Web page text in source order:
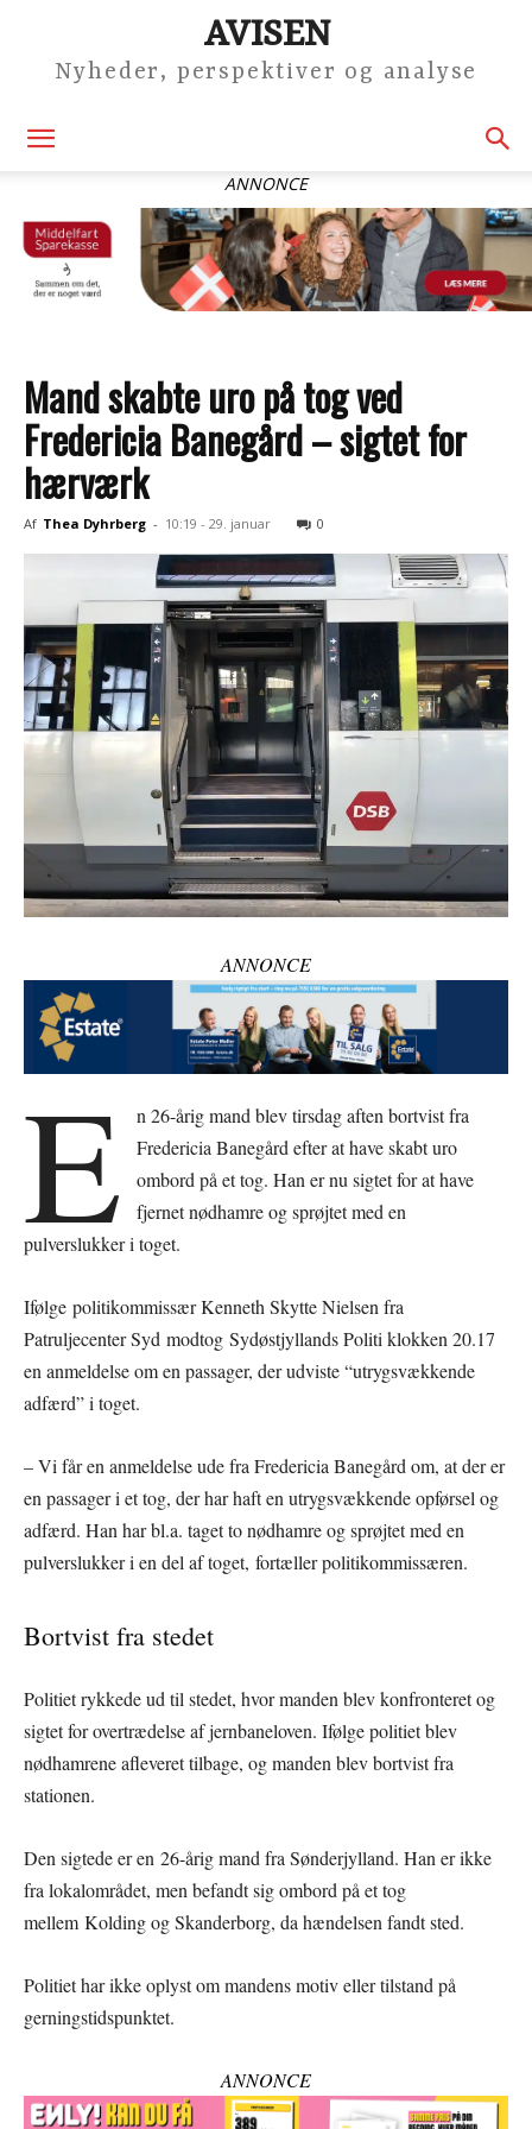
AVISEN
Nyheder, perspektiver og analyse
ANNONCE
Mand skabte uro på tog ved
Fredericia Banegård – sigtet for
hærværk
Af Thea Dyhrberg - 10:19 - 29. januar 0
ANNONCE
E
n 26-årig mand blev tirsdag aften bortvist fra
Fredericia Banegård efter at have skabt uro
ombord på et tog. Han er nu sigtet for at have
fjernet nødhamre og sprøjtet med en
pulverslukker i toget.
Ifølge politikommissær Kenneth Skytte Nielsen fra
Patruljecenter Syd modtog Sydøstjyllands Politi klokken 20.17
en anmeldelse om en passager, der udviste “utrygsvækkende
adfærd” i toget.
– Vi får en anmeldelse ude fra Fredericia Banegård om, at der er
en passager i et tog, der har haft en utrygsvækkende opførsel og
adfærd. Han har bl.a. taget to nødhamre og sprøjtet med en
pulverslukker i en del af toget, fortæller politikommissæren.
Bortvist fra stedet
Politiet rykkede ud til stedet, hvor manden blev konfronteret og
sigtet for overtrædelse af jernbaneloven. Ifølge politiet blev
nødhamrene afleveret tilbage, og manden blev bortvist fra
stationen.
Den sigtede er en 26-årig mand fra Sønderjylland. Han er ikke
fra lokalområdet, men befandt sig ombord på et tog
mellem Kolding og Skanderborg, da hændelsen fandt sted.
Politiet har ikke oplyst om mandens motiv eller tilstand på
gerningstidspunktet.
ANNONCE